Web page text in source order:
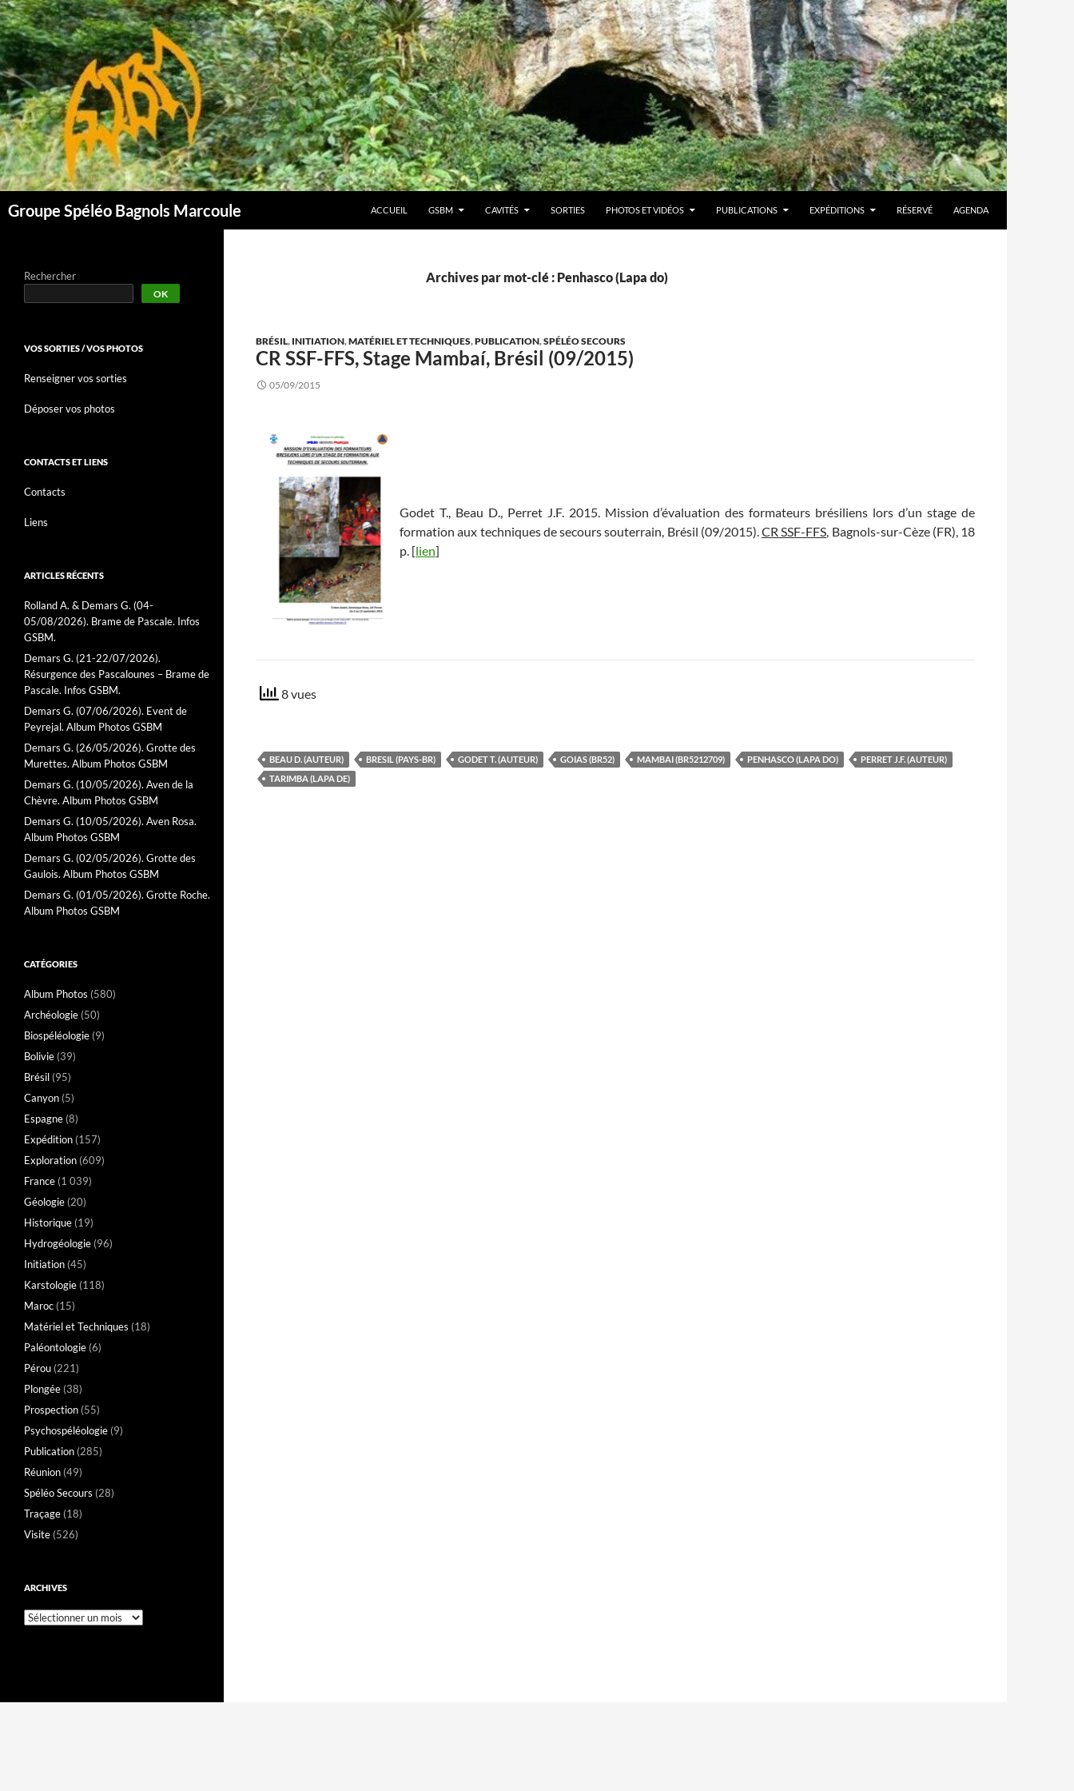
Aller
au
contenu
Groupe Spéléo Bagnols Marcoule ACCUEIL GSBM CAVITÉS SORTIES PHOTOS ET VIDÉOS PUBLICATIONS EXPÉDITIONS RÉSERVÉ AGENDA
Archives par mot-clé : Penhasco (Lapa do)
BRÉSIL, INITIATION,MATÉRIEL ET TECHNIQUES,PUBLICATION,SPÉLÉO SECOURS
CR SSF-FFS, Stage Mambaí, Brésil (09/2015)
05/09/2015
Godet T., Beau D., Perret J.F. 2015. Mission d’évaluation des formateurs brésiliens lors d’un stage de
formation aux techniques de secours souterrain, Brésil (09/2015).CR SSF-FFS, Bagnols-sur-Cèze (FR), 18
p. [lien]
8 vues
BEAU D. (AUTEUR) BRESIL (PAYS-BR) GODET T. (AUTEUR) GOIAS (BR52) MAMBAI (BR5212709) PENHASCO (LAPA DO)
PERRET J.F. (AUTEUR)
TARIMBA (LAPA DE)
Rechercher
OK
VOS SORTIES / VOS PHOTOS
Renseigner vos sorties
Déposer vos photos
CONTACTS ET LIENS
Contacts
Liens
ARTICLES RÉCENTS
Rolland A. & Demars G. (04-
05/08/2026). Brame de Pascale. Infos
GSBM.
Demars G. (21-22/07/2026).
Résurgence des Pascalounes – Brame de
Pascale. Infos GSBM.
Demars G. (07/06/2026). Event de
Peyrejal. Album Photos GSBM
Demars G. (26/05/2026). Grotte des
Murettes. Album Photos GSBM
Demars G. (10/05/2026). Aven de la
Chèvre. Album Photos GSBM
Demars G. (10/05/2026). Aven Rosa.
Album Photos GSBM
Demars G. (02/05/2026). Grotte des
Gaulois. Album Photos GSBM
Demars G. (01/05/2026). Grotte Roche.
Album Photos GSBM
CATÉGORIES
Album Photos (580)
Archéologie (50)
Biospéléologie (9)
Bolivie (39)
Brésil (95)
Canyon (5)
Espagne (8)
Expédition (157)
Exploration (609)
France (1 039)
Géologie (20)
Historique (19)
Hydrogéologie (96)
Initiation (45)
Karstologie (118)
Maroc (15)
Matériel et Techniques (18)
Paléontologie (6)
Pérou (221)
Plongée (38)
Prospection (55)
Psychospéléologie (9)
Publication (285)
Réunion (49)
Spéléo Secours (28)
Traçage (18)
Visite (526)
ARCHIVES
Archives